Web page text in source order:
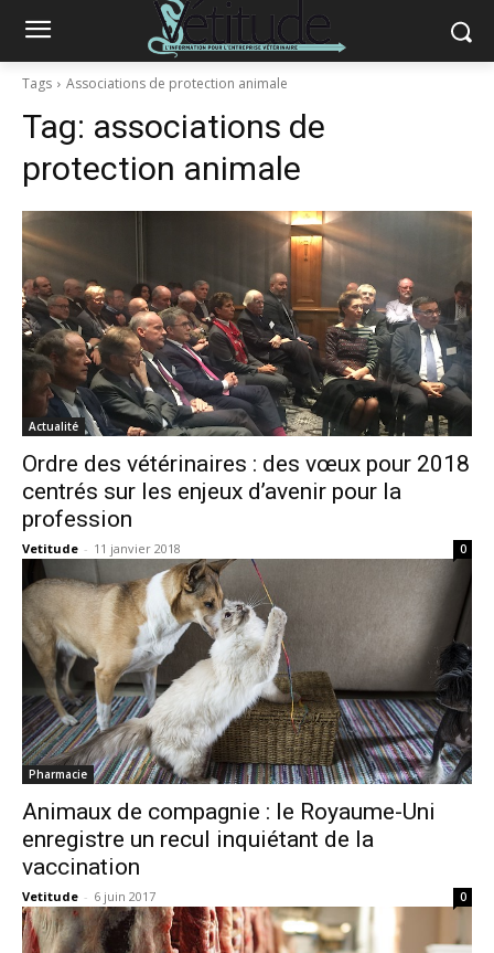
Tags Associations de protection animale
Tag: associations de
protection animale
Actualité
Ordre des vétérinaires : des vœux pour 2018
centrés sur les enjeux d’avenir pour la
profession
Vetitude - 11 janvier 2018 0
Pharmacie
Animaux de compagnie : le Royaume-Uni
enregistre un recul inquiétant de la
vaccination
Vetitude - 6 juin 2017 0